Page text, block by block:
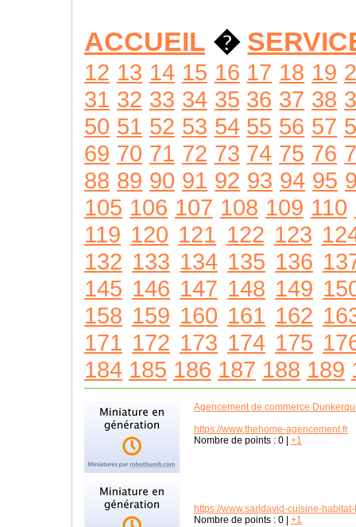
ACCUEIL �
12 13 14 15 16 17 18 19
31 32 33 34 35 36 37 38
50 51 52 53 54 55 56 57
69 70 71 72 73 74 75 76
88 89 90 91 92 93 94 95
105 106 107 108 109 110
119 120 121 122 123
132 133 134 135 136
145 146 147 148 149
158 159 160 161 162
171 172 173 174 175
184 185 186 187 188 189
Agencement de commerce
https://www.thehome-agencement.fr
Nombre de points : 0 +1
https://www.sarldavid-cuisine-
Nombre de points : 0 +1